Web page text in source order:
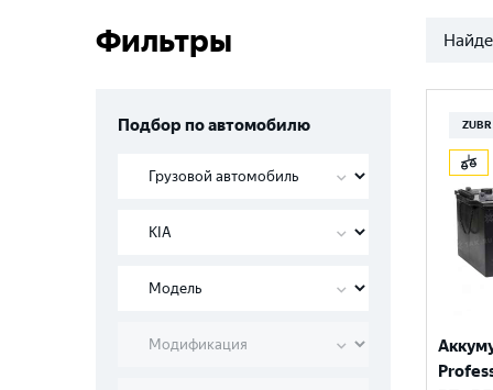
Фильтры
Подбор по автомобилю ZUBR